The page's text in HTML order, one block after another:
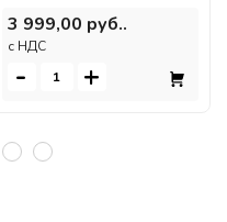
3 999,00 руб..
c НДС
- +